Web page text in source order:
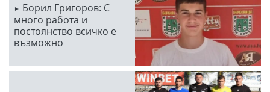
Борил Григоров: С
много работа и
постоянство всичко е
възможно